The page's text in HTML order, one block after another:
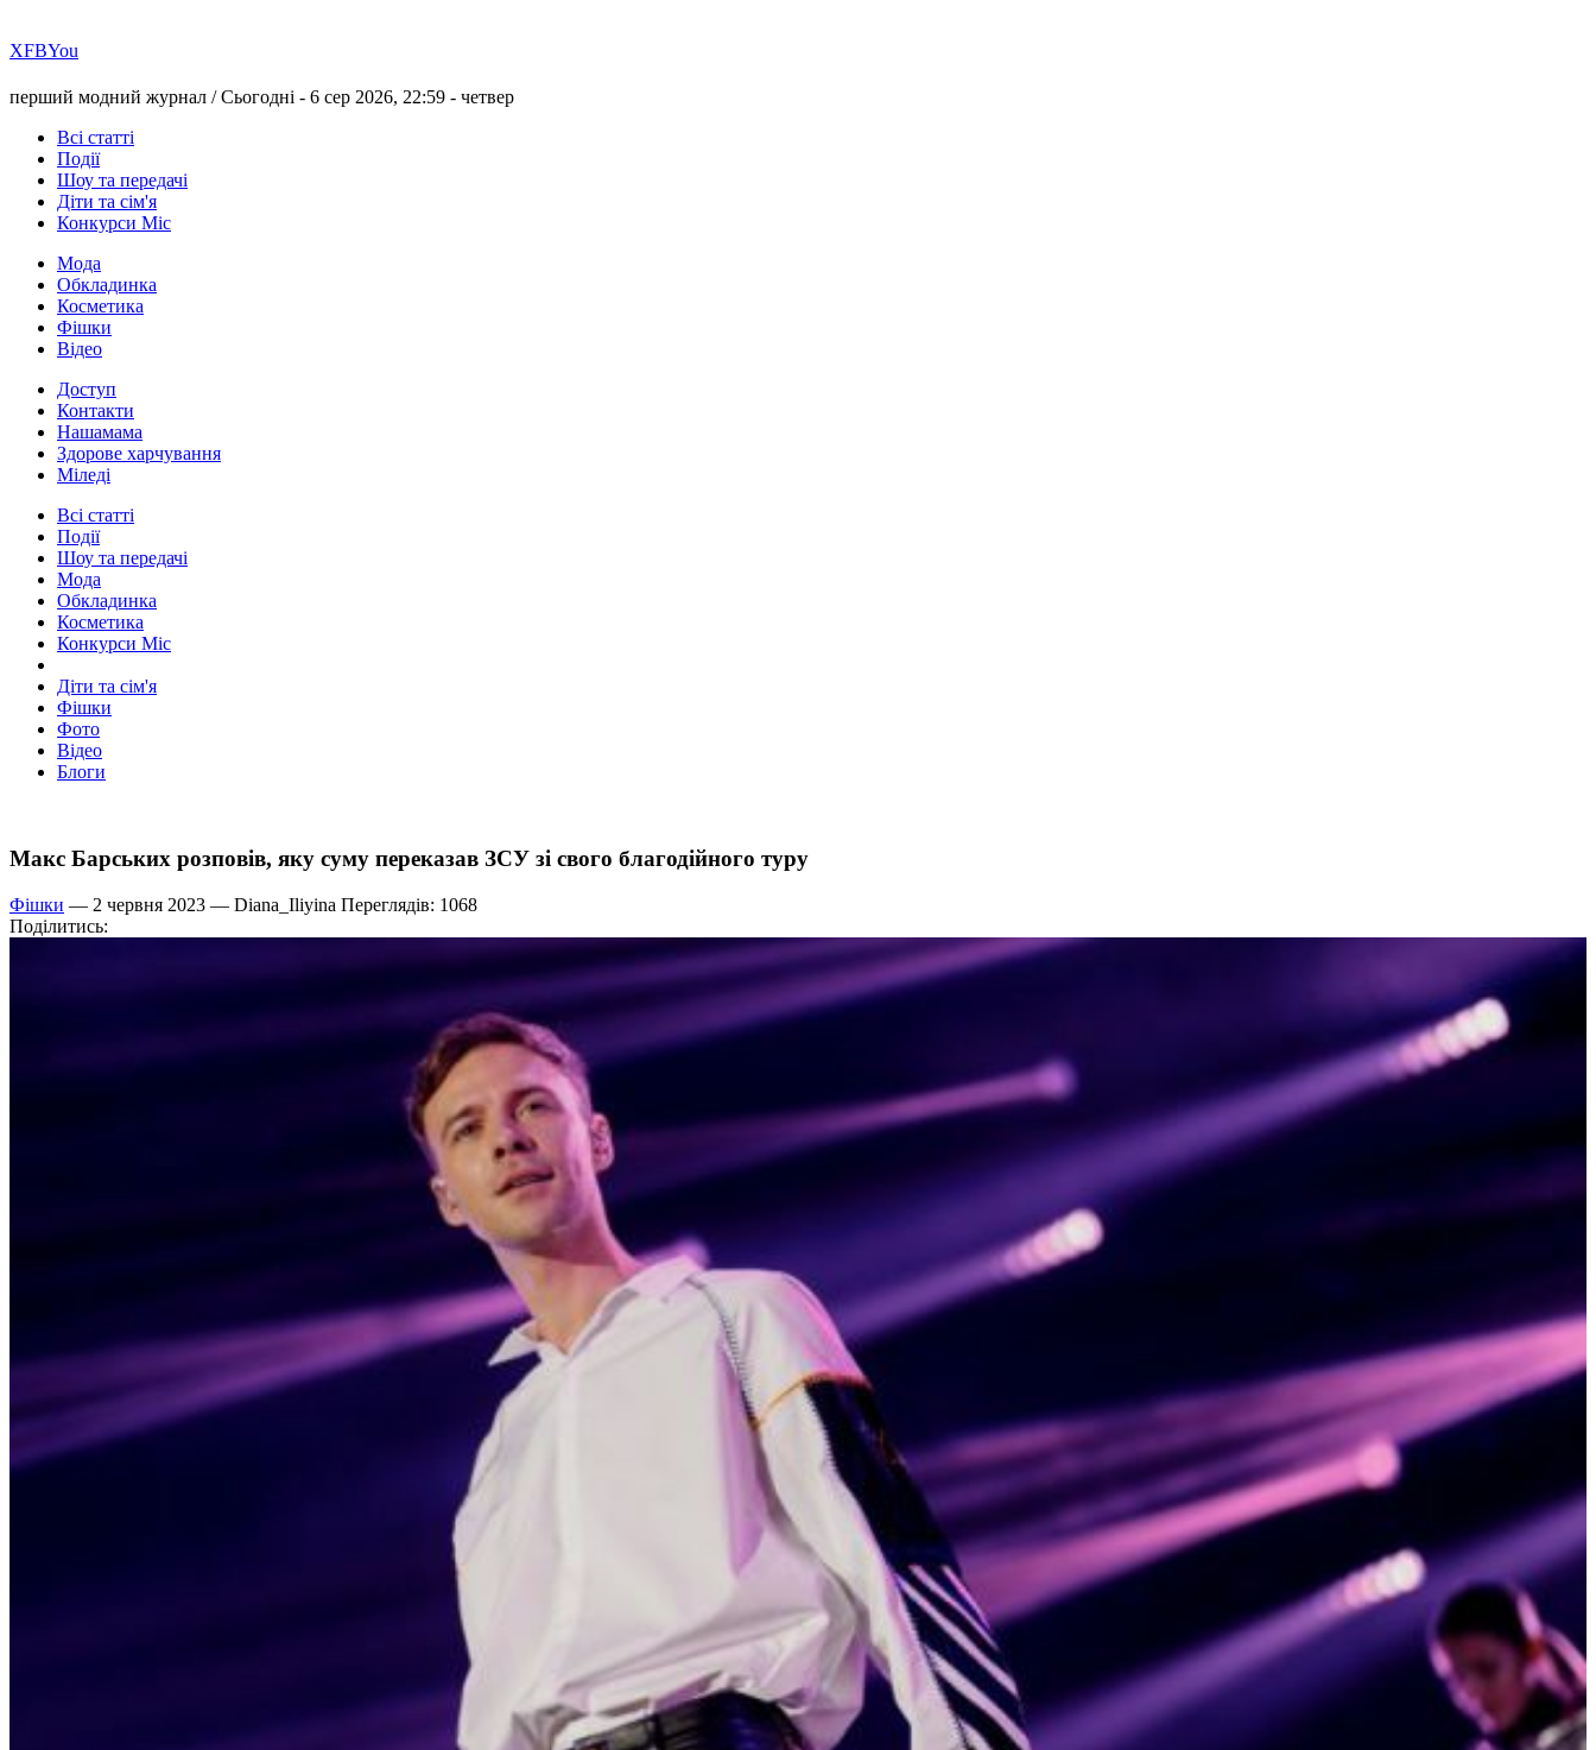
ХFBYou
перший модний журнал /Сьогодні - 6 сер 2026, 22:59 - четвер
Всі статті
Події
Шоу та передачі
Діти та сім'я
Конкурси Міс
Мода
Обкладинка
Косметика
Фішки
Відео
Доступ
Контакти
Нашамама
Здорове харчування
Міледі
Всі статті
Події
Шоу та передачі
Мода
Обкладинка
Косметика
Конкурси Міс
Діти та сім'я
Фішки
Фото
Відео
Блоги
Макс Барських розповів, яку суму переказав ЗСУ зі свого благодійного туру
Фішки — 2 червня 2023 — Diana_Iliyina Переглядів: 1068
Поділитись: